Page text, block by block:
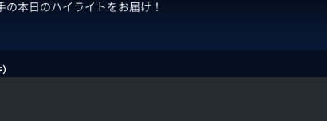
の本日のハイライトをお届け！